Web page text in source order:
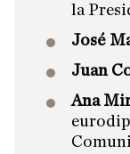
la
José
Juan
Ana